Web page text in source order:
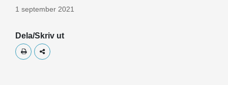
1 september 2021
Dela/Skriv ut
Skriv utDela